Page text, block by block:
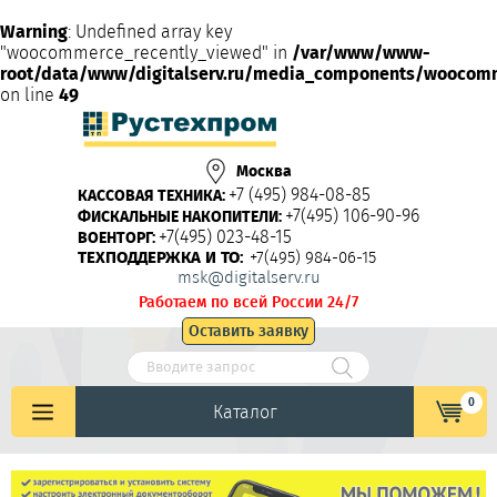
Warning: Undefined array key
"woocommerce_recently_viewed" in /var/www/www-
root/data/www/digitalserv.ru/media_components/
on line 49
Москва
КАССОВАЯ ТЕХНИКА: +7 (495) 984-08-85
ФИСКАЛЬНЫЕ НАКОПИТЕЛИ: +7(495) 106-90-96
ВОЕНТОРГ: +7(495) 023-48-15
ТЕХПОДДЕРЖКА И ТО: +7(495) 984-06-15
msk@digitalserv.ru
Работаем по всей России 24/7
Оставить заявку
Каталог 0